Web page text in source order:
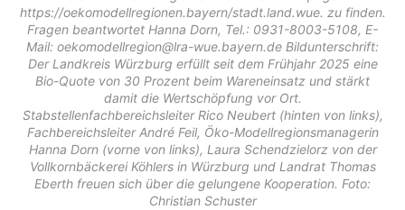
https://oekomodellregionen.bayern/stadt.land.wue. zu finden.
Fragen beantwortet Hanna Dorn, Tel.: 0931-8003-5108, E-
Mail: oekomodellregion@lra-wue.bayern.de Bildunterschrift:
Der Landkreis Würzburg erfüllt seit dem Frühjahr 2025 eine
Bio-Quote von 30 Prozent beim Wareneinsatz und stärkt
damit die Wertschöpfung vor Ort.
Stabstellenfachbereichsleiter Rico Neubert (hinten von links),
Fachbereichsleiter André Feil, Öko-Modellregionsmanagerin
Hanna Dorn (vorne von links), Laura Schendzielorz von der
Vollkornbäckerei Köhlers in Würzburg und Landrat Thomas
Eberth freuen sich über die gelungene Kooperation. Foto:
Christian Schuster